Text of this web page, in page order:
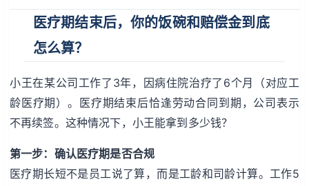
医疗期结束后，你的饭碗和赔偿金到底
怎么算？
小王在某公司工作了3年，因病住院治疗了6个月（对应工
龄医疗期）。医疗期结束后恰逢劳动合同到期，公司表示
不再续签。这种情况下，小王能拿到多少钱？
第一步：确认医疗期是否合规
医疗期长短不是员工说了算，而是工龄和司龄计算。工作5